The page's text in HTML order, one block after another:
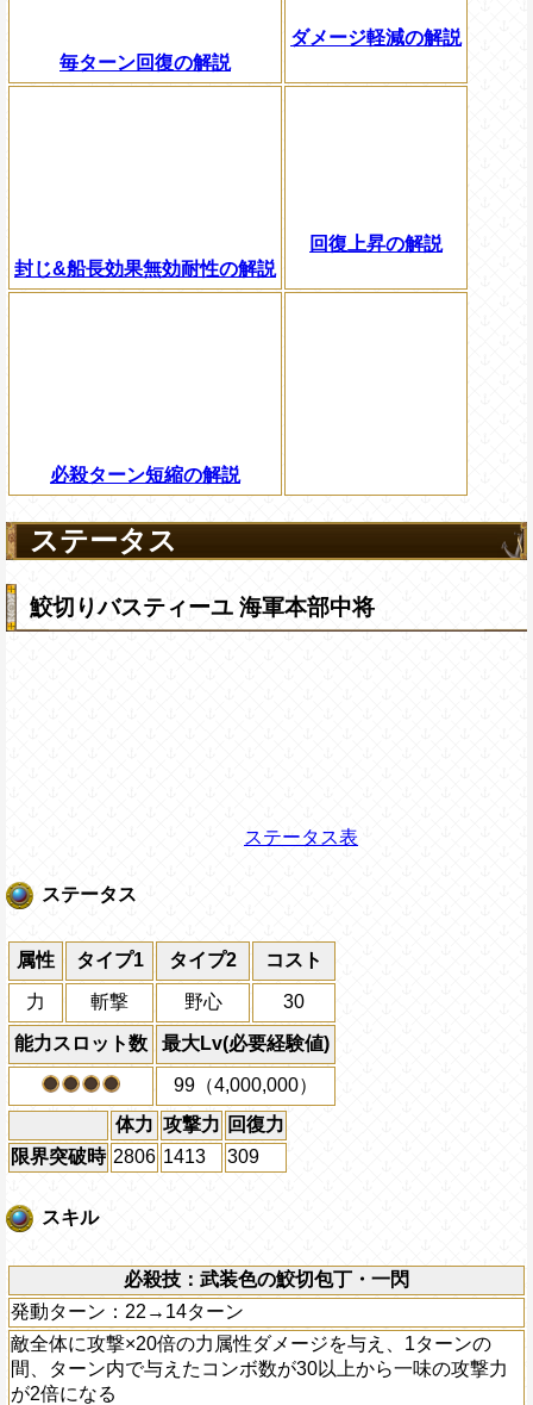
毎ターン回復の解説
ダメージ軽減の解説
封じ&船長効果無効耐性の解説
回復上昇の解説
必殺ターン短縮の解説
ステータス
鮫切りバスティーユ 海軍本部中将
ステータス表
ステータス
属性 タイプ1 タイプ2 コスト
力 斬撃 野心 30
能力スロット数 最大Lv(必要経験値)
99（4,000,000）
体力 攻撃力 回復力
限界突破時 2806 1413 309
スキル
必殺技：武装色の鮫切包丁・一閃
発動ターン：22→14ターン
敵全体に攻撃×20倍の力属性ダメージを与え、1ターンの
間、ターン内で与えたコンボ数が30以上から一味の攻撃力
が2倍になる